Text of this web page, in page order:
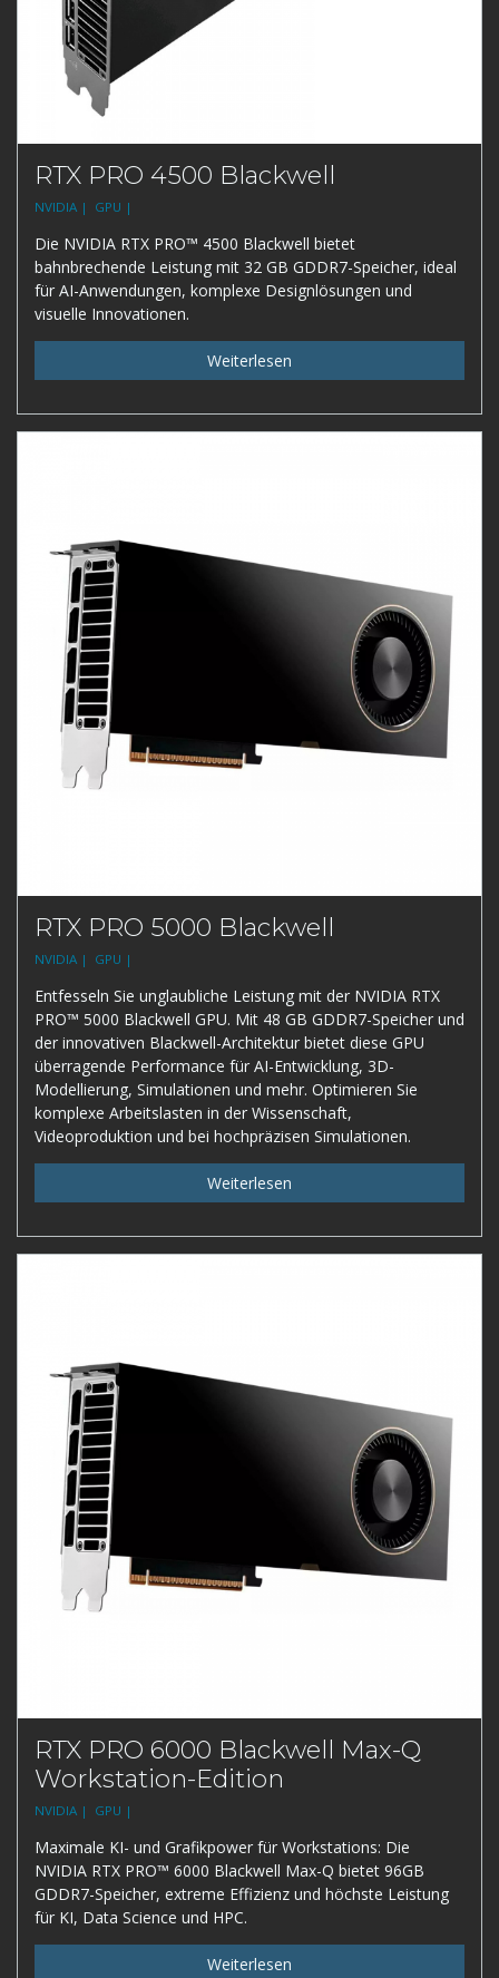
RTX PRO 4500 Blackwell
NVIDIA | GPU |
Die NVIDIA RTX PRO™ 4500 Blackwell bietet
bahnbrechende Leistung mit 32 GB GDDR7-Speicher, ideal
für AI-Anwendungen, komplexe Designlösungen und
visuelle Innovationen.
Weiterlesen
RTX PRO 5000 Blackwell
NVIDIA | GPU |
Entfesseln Sie unglaubliche Leistung mit der NVIDIA RTX
PRO™ 5000 Blackwell GPU. Mit 48 GB GDDR7-Speicher und
der innovativen Blackwell-Architektur bietet diese GPU
überragende Performance für AI-Entwicklung, 3D-
Modellierung, Simulationen und mehr. Optimieren Sie
komplexe Arbeitslasten in der Wissenschaft,
Videoproduktion und bei hochpräzisen Simulationen.
Weiterlesen
RTX PRO 6000 Blackwell Max-Q
Workstation-Edition
NVIDIA | GPU |
Maximale KI- und Grafikpower für Workstations: Die
NVIDIA RTX PRO™ 6000 Blackwell Max-Q bietet 96GB
GDDR7-Speicher, extreme Effizienz und höchste Leistung
für KI, Data Science und HPC.
Weiterlesen